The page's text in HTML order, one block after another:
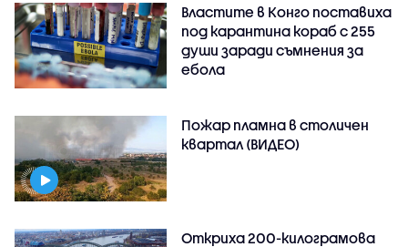
Властите в Конго поставиха
под карантина кораб с 255
души заради съмнения за
ебола
Пожар пламна в столичен
квартал (ВИДЕО)
Откриха 200-килограмова